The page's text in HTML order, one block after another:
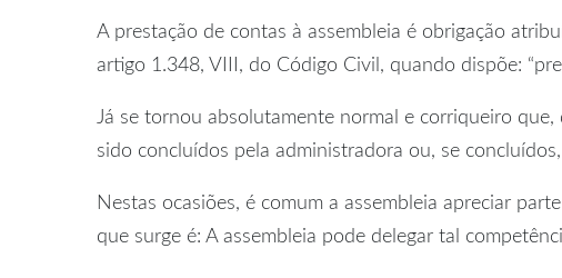
A prestação de contas à assembleia é obrigação
artigo 1.348, VIII, do Código Civil, quando dispõe:
Já se tornou absolutamente normal e corriqueiro
sido concluídos pela administradora ou, se
Nestas ocasiões, é comum a assembleia apreciar
que surge é: A assembleia pode delegar tal